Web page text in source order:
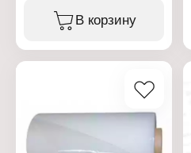
Толщина: 150 мк
Размер: 100х1,5 м
В корзину